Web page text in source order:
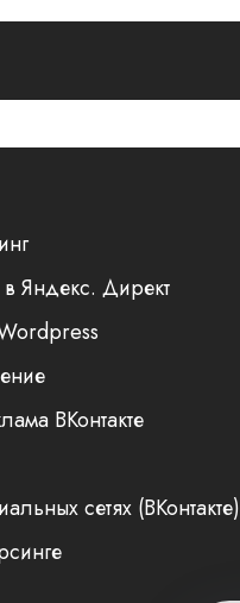
в Яндекс. Директ
ВКонтакте
сетях (ВКонтакте)